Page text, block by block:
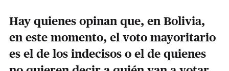
Hay quienes opinan que, en Bolivia,
en este momento, el voto mayoritario
es el de los indecisos o el de quienes